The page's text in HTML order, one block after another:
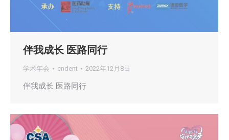
伴我成长 医路同行
学术年会 cndent 2022年12月8日
伴我成长 医路同行